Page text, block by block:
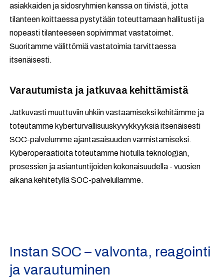
asiakkaiden ja sidosryhmien kanssa on tiivistä, jotta
tilanteen koittaessa pystytään toteuttamaan hallitusti ja
nopeasti tilanteeseen sopivimmat vastatoimet.
Suoritamme välittömiä vastatoimia tarvittaessa
itsenäisesti.
Varautumista ja jatkuvaa kehittämistä
Jatkuvasti muuttuviin uhkiin vastaamiseksi kehitämme ja
toteutamme kyberturvallisuuskyvykkyyksiä itsenäisesti
SOC-palvelumme ajantasaisuuden varmistamiseksi.
Kyberoperaatioita toteutamme hiotulla teknologian,
prosessien ja asiantuntijoiden kokonaisuudella - vuosien
aikana kehitetyllä SOC-palvelullamme.
Instan SOC – valvonta, reagointi
ja varautuminen